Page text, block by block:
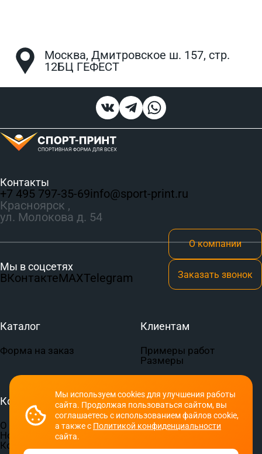
Москва, Дмитровское ш. 157, стр.
12БЦ ГЕФЕСТ
Мы используем cookies для улучшения работы
сайта. Продолжая пользоваться сайтом, вы
соглашаетесь с использованием файлов cookie,
а также с Политикой конфиденциальности
сайта.
Контакты
+7 495 797‑35-69info@sport-print.ru
Красноярск ,
ул. Молокова д. 54
Мы в соцсетях
ВКонтактеMAXTelegram
О компании
Заказать звонок
Каталог
Форма на заказ
Клиентам
Примеры работ
Размеры
Компания
О компании
Новости
Контакты
Документы
Пользовательское